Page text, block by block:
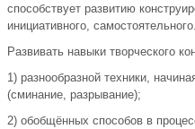
способствует развитию
инициативного, самостоятельного.
Развивать навыки творческого
1) разнообразной техники,
(сминание, разрывание);
2) обобщённых способов в